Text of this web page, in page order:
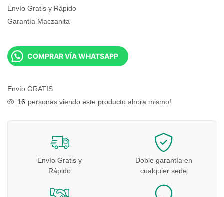
Envío Gratis y Rápido
Garantía Maczanita
COMPRAR VÍA WHATSAPP
Envío GRATIS
28 personas viendo este producto ahora mismo!
Envío Gratis y
Rápido
Doble garantía en
cualquier sede